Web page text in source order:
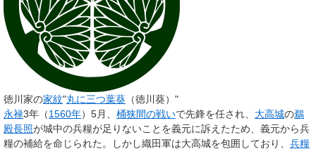
徳川家の家紋"丸に三つ葉葵 （徳川葵）"
永禄3年（1560年）5月、 桶狭間の戦いで先鋒を任され、 大高城の鵜
殿長照が城中の兵糧が足りないことを義元に訴えたため、義元から兵
糧の補給を命じられた。しかし織田軍は大高城を包囲しており、 兵糧